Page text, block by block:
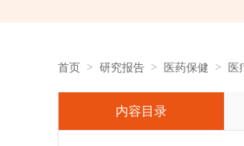
首页 研究报告 医药保健 医
内容目录